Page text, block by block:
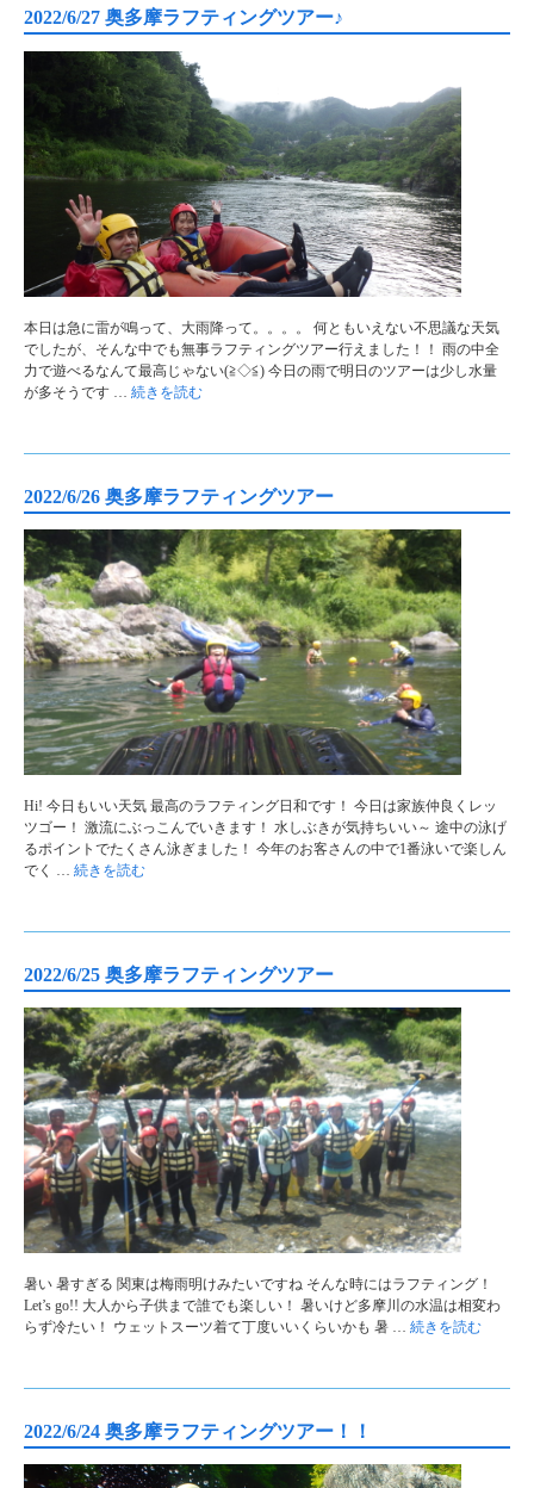
2022/6/27 奥多摩ラフティングツアー♪
本日は急に雷が鳴って、大雨降って。。。。 何ともいえない不思議な天気
でしたが、そんな中でも無事ラフティングツアー行えました！！ 雨の中全
力で遊べるなんて最高じゃない(≧◇≦) 今日の雨で明日のツアーは少し水量
が多そうです … 続きを読む
2022/6/26 奥多摩ラフティングツアー
Hi! 今日もいい天気 最高のラフティング日和です！ 今日は家族仲良くレッ
ツゴー！ 激流にぶっこんでいきます！ 水しぶきが気持ちいい～ 途中の泳げ
るポイントでたくさん泳ぎました！ 今年のお客さんの中で1番泳いで楽しん
でく … 続きを読む
2022/6/25 奥多摩ラフティングツアー
暑い 暑すぎる 関東は梅雨明けみたいですね そんな時にはラフティング！
Let’s go!! 大人から子供まで誰でも楽しい！ 暑いけど多摩川の水温は相変わ
らず冷たい！ ウェットスーツ着て丁度いいくらいかも 暑 … 続きを読む
2022/6/24 奥多摩ラフティングツアー！！